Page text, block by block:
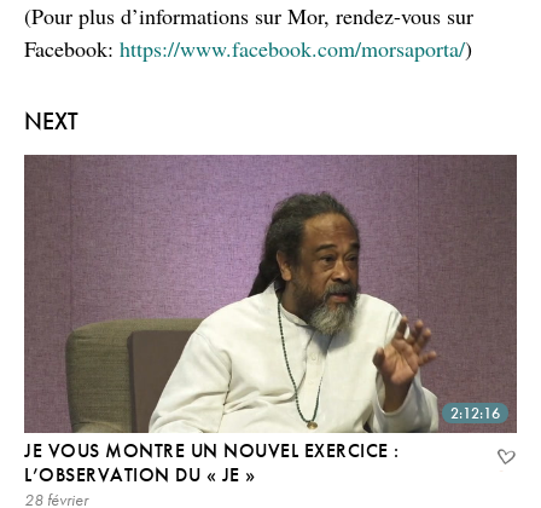
NEXT
2:12:16
JE VOUS MONTRE UN NOUVEL EXERCICE :
L’OBSERVATION DU « JE »
28 février
(Pour plus d’informations sur Mor, rendez-vous sur
Facebook: https://www.facebook.com/morsaporta/)